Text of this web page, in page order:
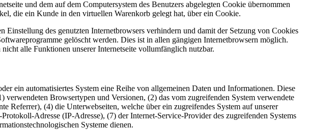
und dem auf dem Computersystem des Benutzers abgelegten Cookie übernommen
die ein Kunde in den virtuellen Warenkorb gelegt hat, über ein Cookie.
Einstellung des genutzten Internetbrowsers verhindern und damit der Setzung von Cookies
gelöscht werden. Dies ist in allen gängigen Internetbrowsern möglich.
alle Funktionen unserer Internetseite vollumfänglich nutzbar.
ein automatisiertes System eine Reihe von allgemeinen Daten und Informationen. Diese
Browsertypen und Versionen, (2) das vom zugreifenden System verwendete
Referrer), (4) die Unterwebseiten, welche über ein zugreifendes System auf unserer
Adresse (IP-Adresse), (7) der Internet-Service-Provider des zugreifenden Systems
Systeme dienen.